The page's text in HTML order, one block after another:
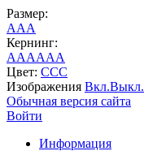
Размер:
AAA
Кернинг:
AAAAAA
Цвет: CCC
Изображения Вкл.Выкл.
Обычная версия сайта
Войти
Информация